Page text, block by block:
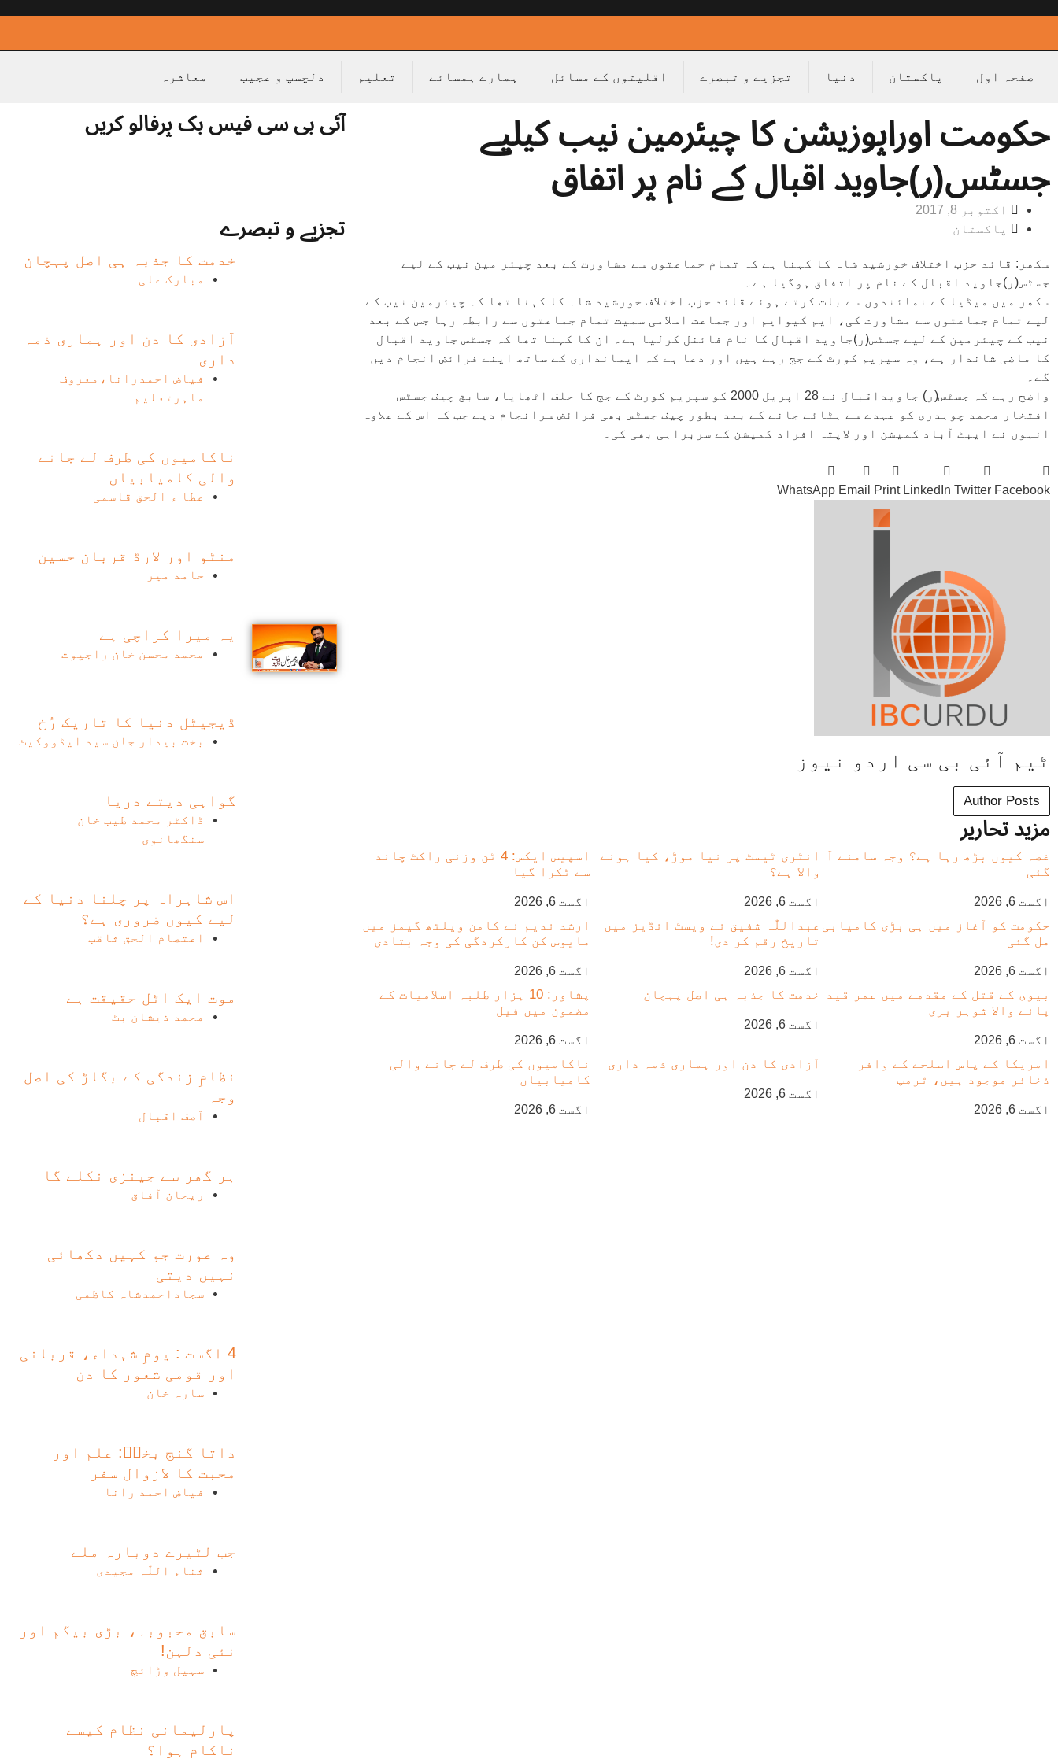
صفحہ اول پاکستان دنیا تجزیے و تبصرے اقلیتوں کے مسائل ہمارے ہمسائے تعلیم دلچسپ و عجیب معاشرہ
حکومت اوراپوزیشن کا چیئرمین نیب کیلیے
جسٹس(ر)جاوید اقبال کے نام پر اتفاق
اکتوبر 8, 2017
پاکستان
سکھر: قائد حزب اختلاف خورشید شاہ کا کہنا ہے کہ تمام جماعتوں سے مشاورت کے بعد چیئر مین نیب کے لیے
جسٹس(ر)جاوید اقبال کے نام پر اتفاق ہوگیا ہے۔
سکھر میں میڈیا کے نمائندوں سے بات کرتے ہوئے قائد حزب اختلاف خورشید شاہ کا کہنا تھا کہ چیئرمین نیب کے
لیے تمام جماعتوں سے مشاورت کی، ایم کیوایم اور جماعت اسلامی سمیت تمام جماعتوں سے رابطہ رہا جس کے بعد
نیب کے چیئرمین کے لیے جسٹس(ر)جاوید اقبال کا نام فائنل کرلیا ہے۔ ان کا کہنا تھا کہ جسٹس جاوید اقبال
کا ماضی شاندار ہے، وہ سپریم کورٹ کے جج رہے ہیں اور دعا ہے کہ ایمانداری کے ساتھ اپنے فرائض انجام دیں
گے۔
واضح رہے کہ جسٹس(ر) جاویداقبال نے 28 اپریل 2000 کو سپریم کورٹ کے جج کا حلف اٹھایا، سابق چیف جسٹس
افتخار محمد چوہدری کو عہدے سے ہٹائے جانے کے بعد بطور چیف جسٹس بھی فرائض سرانجام دیے جب کہ اس کے علاوہ
انہوں نے ایبٹ آباد کمیشن اور لاپتہ افراد کمیشن کے سربراہی بھی کی۔
Facebook
Twitter
LinkedIn
Print
Email
WhatsApp
ٹیم آئی بی سی اردو نیوز
Author Posts
مزید تحاریر
غصہ کیوں بڑھ رہا ہے؟ وجہ سامنے آ
گئی
اگست 6, 2026
انٹری ٹیسٹ پر نیا موڑ، کیا ہونے
والا ہے؟
اگست 6, 2026
اسپیس ایکس: 4 ٹن وزنی راکٹ چاند
سے ٹکرا گیا
اگست 6, 2026
حکومت کو آغاز میں ہی بڑی کامیابی
مل گئی
اگست 6, 2026
عبداللّٰہ شفیق نے ویسٹ انڈیز میں
تاریخ رقم کر دی!
اگست 6, 2026
ارشد ندیم نے کامن ویلتھ گیمز میں
مایوس کن کارکردگی کی وجہ بتادی
اگست 6, 2026
بیوی کے قتل کے مقدمے میں عمر قید
پانے والا شوہر بری
اگست 6, 2026
خدمت کا جذبہ ہی اصل پہچان
اگست 6, 2026
پشاور: 10 ہزار طلبہ اسلامیات کے
مضمون میں فیل
اگست 6, 2026
امریکا کے پاس اسلحے کے وافر
ذخائر موجود ہیں، ٹرمپ
اگست 6, 2026
آزادی کا دن اور ہماری ذمہ داری
اگست 6, 2026
ناکامیوں کی طرف لے جانے والی
کامیابیاں
اگست 6, 2026
آئی بی سی فیس بک پرفالو کریں
تجزیے و تبصرے
خدمت کا جذبہ ہی اصل پہچان
مبارک علی
آزادی کا دن اور ہماری ذمہ
داری
فیاض احمدرانا،معروف
ماہرتعلیم
ناکامیوں کی طرف لے جانے
والی کامیابیاں
عطا ء الحق قاسمی
منٹو اور لارڈ قربان حسین
حامد میر
یہ میرا کراچی ہے
محمد محسن خان راجپوت
ڈیجیٹل دنیا کا تاریک رُخ
بخت بیدار جان سید ایڈووکیٹ
گواہی دیتے دریا
ڈاکٹر محمد طیب خان
سنگھانوی
اس شاہراہ پر چلنا دنیا کے
لیے کیوں ضروری ہے؟
اعتصام الحق ثاقب
موت ایک اٹل حقیقت ہے
محمد ذیشان بٹ
نظامِ زندگی کے بگاڑ کی اصل
وجہ
آصف اقبال
ہر گھر سے جینزی نکلے گا
ریحان آفاق
وہ عورت جو کہیں دکھائی
نہیں دیتی
سجاداحمدشاہ کاظمی
4 اگست : یومِ شہداء، قربانی
اور قومی شعور کا دن
سارہ خان
داتا گنج بخشؒ: علم اور
محبت کا لازوال سفر
فیاض احمد رانا
جب لٹیرے دوبارہ ملے
ثناء اللّٰہ مجیدی
سابق محبوبہ، بڑی بیگم اور
نئی دلہن!
سہیل وڑائچ
پارلیمانی نظام کیسے
ناکام ہوا؟